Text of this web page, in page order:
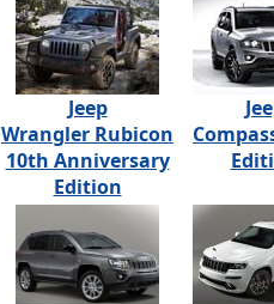
Jeep
Wrangler Rubicon
10th Anniversary
Edition